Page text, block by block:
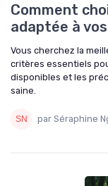
Comment
adaptée à
Vous cherchez la
critères essentiels
disponibles et les
saine.
par Séraphine